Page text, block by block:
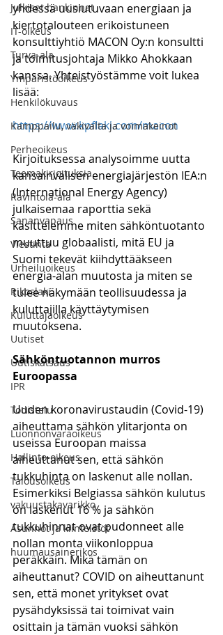
Julkiset hankinnat
IT-oikeus
Turva-ala
Ympäristöoikeus
Henkilökuvaus
Kamppailu, väkivalta ja voimakeinot
Perheoikeus
Teemakirjoituksia
Ravintola-ala
Sananvapaus
Viestintä
Urheiluoikeus
Rikoslaki
Kuluttajaoikeus
Uutiset
Uutiskatsaus
IPR
Todistelu
Luonnonvaraoikeus
Hallinto-oikeus
Talousoikeus
vakuustakavarikko
Asunnot ja kiinteistöt
huumausainerikos
yhdessä uusiutuvaan energiaan ja
kiertotalouteen erikoistuneen
konsulttiyhtiö MACON Oy:n konsultti
ja toimitusjohtaja Mikko Ahokkaan
kanssa. Yhteistyöstämme voit lukea
lisää:
https://www.kpflaki.com/macon
Kirjoituksessa analysoimme uutta
kansainvälisen energiajärjestön IEA:n
(International Energy Agency)
julkaisemaa raporttia sekä
käsittelemme miten sähköntuotanto
muuttuu globaalisti, mitä EU ja
Suomi tekevät kiihdyttääkseen
energia-alan muutosta ja miten se
tulee näkymään teollisuudessa ja
kuluttajilla käyttäytymisen
muutoksena.
Sähköntuotannon murros
Euroopassa
Uuden koronavirustaudin (Covid-19)
aiheuttama sähkön ylitarjonta on
useissa Euroopan maissa
aiheuttanut sen, että sähkön
tukkuhinta on laskenut alle nollan.
Esimerkiksi Belgiassa sähkön kulutus
on laskenut 16 % ja sähkön
tukkuhinnat ovat pudonneet alle
nollan monta viikonloppua
peräkkäin. Mikä tämän on
aiheuttanut? COVID on aiheuttanunt
sen, että monet yritykset ovat
pysähdyksissä tai toimivat vain
osittain ja tämän vuoksi sähkön